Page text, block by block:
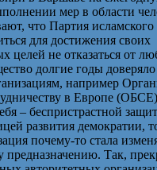
мер в области
что Партия
для достижения своих
целей не отказаться от
долгие годы доверяло
например
в Европе
– беспристрастной
развития демократии,
почему-то стала
Так,